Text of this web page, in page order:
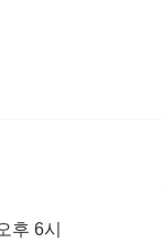
후 6시